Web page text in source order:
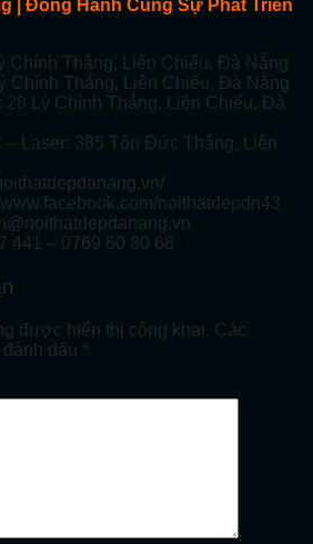
| Đồng Hành Cùng Sự Phát Triển
Chính Thắng, Liên Chiểu, Đà Nẵng
Chính Thắng, Liên Chiểu, Đà Nẵng
Lý Chính Thắng, Liên Chiểu, Đà
Laser: 385 Tôn Đức Thắng, Liên
noithatdepdn43
441 – 0769 60 80 68
được hiển thị công khai. Các
dấu *